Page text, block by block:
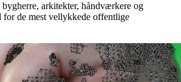
arkitekter, håndværkere og
for de mest vellykkede offentlige